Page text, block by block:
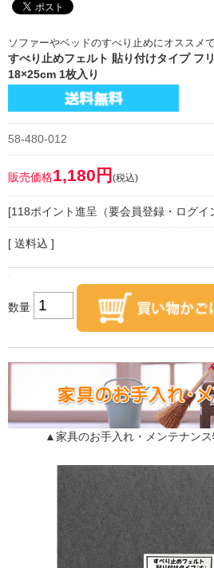
ソファーやベッドのすべり止めにオススメで
すべり止めフェルト 貼り付けタイプ フ
18×25cm 1枚入り
58-480-012
販売価格1,180円 (税込)
[118ポイント進呈（要会員登録・ログイ
[ 送料込 ]
数量
▲家具のお手入れ・メンテナン